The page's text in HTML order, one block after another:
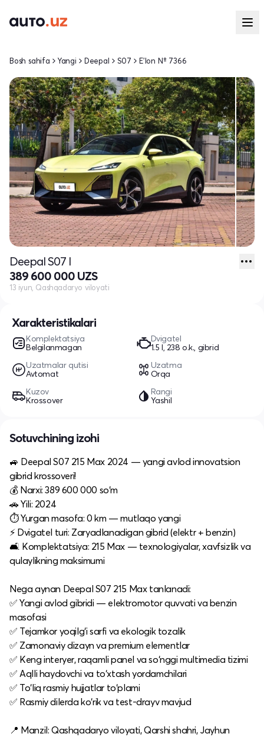
Xarakteristikalari
Komplektatsiya
Belgilanmagan
Dvigatel
1.5 l, 238 o.k., gibrid
Uzatmalar qutisi
Avtomat
Uzatma
Orqa
Kuzov
Krossover
Rangi
Yashil
Bosh sahifa Yangi Deepal S07 E'lon № 7366
Deepal S07 I
389 600 000 UZS
13 iyun, Qashqadaryo viloyati
Sotuvchining izohi
🚙 Deepal S07 215 Max 2024 — yangi avlod innovatsion
gibrid krossoveri!
💰 Narxi: 389 600 000 so‘m
🚗 Yili: 2024
⏱ Yurgan masofa: 0 km — mutlaqo yangi
⚡ Dvigatel turi: Zaryadlanadigan gibrid (elektr + benzin)
🛋 Komplektatsiya: 215 Max — texnologiyalar, xavfsizlik va
qulaylikning maksimumi
Nega aynan Deepal S07 215 Max tanlanadi:
✅ Yangi avlod gibridi — elektromotor quvvati va benzin
masofasi
✅ Tejamkor yoqilg‘i sarfi va ekologik tozalik
✅ Zamonaviy dizayn va premium elementlar
✅ Keng interyer, raqamli panel va so‘nggi multimedia tizimi
✅ Aqlli haydovchi va to‘xtash yordamchilari
✅ To‘liq rasmiy hujjatlar to‘plami
✅ Rasmiy dilerda ko‘rik va test-drayv mavjud
📍 Manzil: Qashqadaryo viloyati, Qarshi shahri, Jayhun